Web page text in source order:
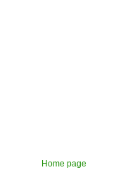
Home page